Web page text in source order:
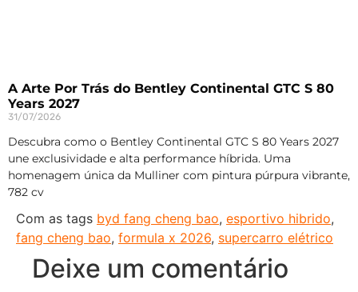
A Arte Por Trás do Bentley Continental GTC S 80
Years 2027
31/07/2026
Descubra como o Bentley Continental GTC S 80 Years 2027
une exclusividade e alta performance híbrida. Uma
homenagem única da Mulliner com pintura púrpura vibrante,
782 cv
Com as tags byd fang cheng bao, esportivo hibrido,
fang cheng bao, formula x 2026, supercarro elétrico
Deixe um comentário